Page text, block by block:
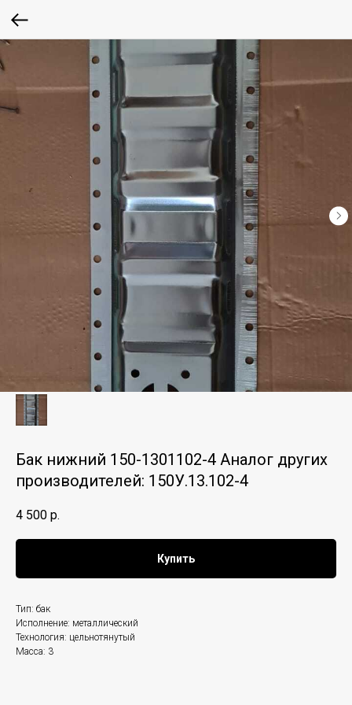
Бак нижний 150-1301102-4 Аналог других
производителей: 150У.13.102-4
4 500 р.
Купить
Тип: бак
Исполнение: металлический
Технология: цельнотянутый
Масса: 3